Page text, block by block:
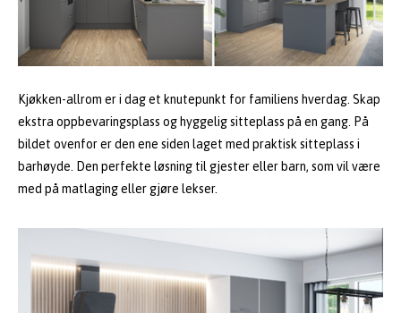
Kjøkken-allrom er i dag et knutepunkt for familiens hverdag. Skap
ekstra oppbevaringsplass og hyggelig sitteplass på en gang. På
bildet ovenfor er den ene siden laget med praktisk sitteplass i
barhøyde. Den perfekte løsning til gjester eller barn, som vil være
med på matlaging eller gjøre lekser.